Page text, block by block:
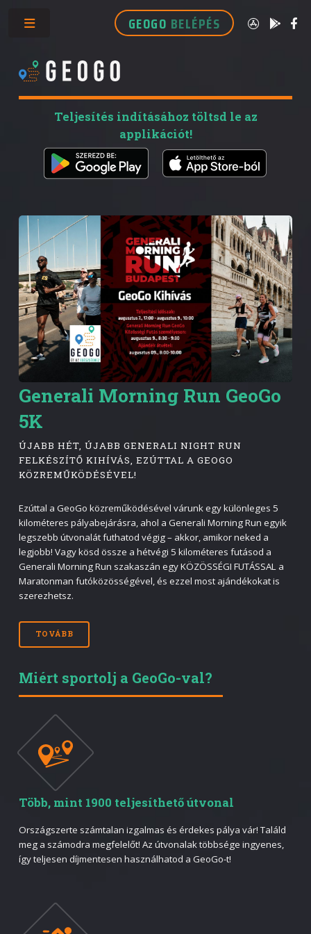
GEOGO BELÉPÉS
Teljesítés indításához töltsd le az
applikációt!
Generali Morning Run GeoGo
5K
ÚJABB HÉT, ÚJABB GENERALI NIGHT RUN
FELKÉSZÍTŐ KIHÍVÁS, EZÚTTAL A GEOGO
KÖZREMŰKÖDÉSÉVEL!
Ezúttal a GeoGo közreműködésével várunk egy különleges 5
kilométeres pályabejárásra, ahol a Generali Morning Run egyik
legszebb útvonalát futhatod végig – akkor, amikor neked a
legjobb! Vagy kösd össze a hétvégi 5 kilométeres futásod a
Generali Morning Run szakaszán egy KÖZÖSSÉGI FUTÁSSAL a
Maratonman futóközösségével, és ezzel most ajándékokat is
szerezhetsz.
TOVÁBB
Miért sportolj a GeoGo-val?
Több, mint 1900 teljesíthető útvonal
Országszerte számtalan izgalmas és érdekes pálya vár! Találd
meg a számodra megfelelőt! Az útvonalak többsége ingyenes,
így teljesen díjmentesen használhatod a GeoGo-t!